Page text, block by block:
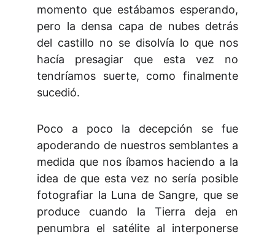
momento que estábamos esperando,
pero la densa capa de nubes detrás
del castillo no se disolvía lo que nos
hacía presagiar que esta vez no
tendríamos suerte, como finalmente
sucedió.
Poco a poco la decepción se fue
apoderando de nuestros semblantes a
medida que nos íbamos haciendo a la
idea de que esta vez no sería posible
fotografiar la Luna de Sangre, que se
produce cuando la Tierra deja en
penumbra el satélite al interponerse